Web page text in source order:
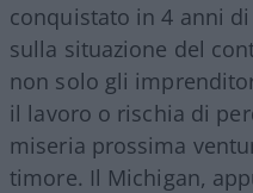
conquistato in 4 anni
sulla situazione del
non solo gli
il lavoro o rischia di
miseria prossima
timore. Il Michigan,